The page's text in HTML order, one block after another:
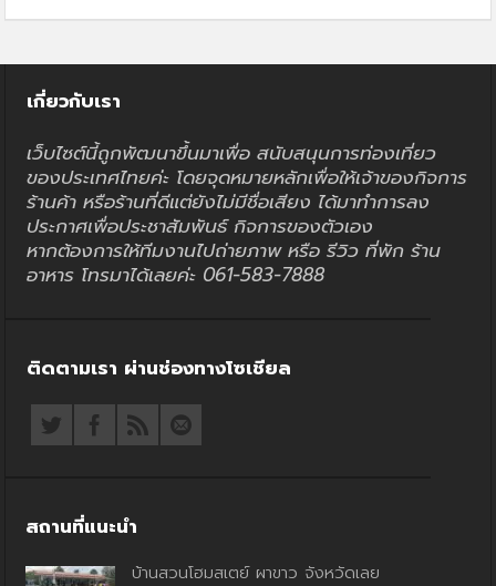
เกี่ยวกับเรา
เว็บไซต์นี้ถูกพัฒนาขึ้นมาเพื่อ สนับสนุนการท่องเที่ยว
ของประเทศไทยค่ะ โดยจุดหมายหลักเพื่อให้เจ้าของกิจการ
ร้านค้า หรือร้านที่ดีแต่ยังไม่มีชื่อเสียง ได้มาทำการลง
ประกาศเพื่อประชาสัมพันธ์ กิจการของตัวเอง
หากต้องการให้ทีมงานไปถ่ายภาพ หรือ รีวิว ที่พัก ร้าน
อาหาร โทรมาได้เลยค่ะ 061-583-7888
ติดตามเรา ผ่านช่องทางโซเชียล
สถานที่แนะนำ
บ้านสวนโฮมสเตย์ ผาขาว จังหวัดเลย